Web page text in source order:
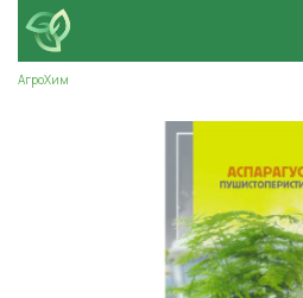
АгроХим